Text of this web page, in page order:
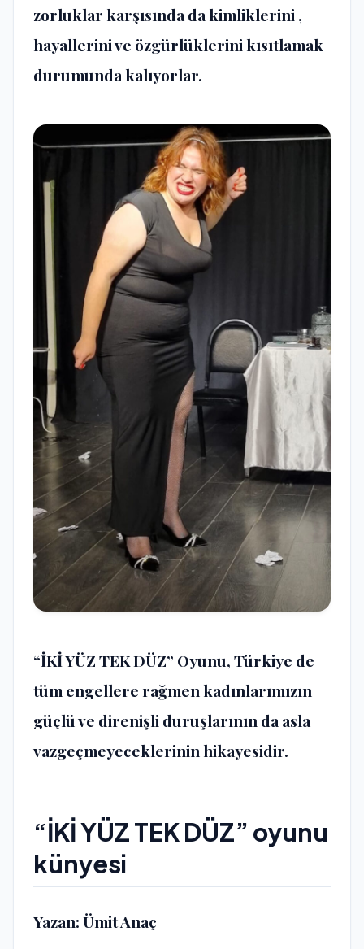
zorluklar karşısında da kimliklerini ,
hayallerini ve özgürlüklerini kısıtlamak
durumunda kalıyorlar.
“İKİ YÜZ TEK DÜZ” Oyunu, Türkiye de
tüm engellere rağmen kadınlarımızın
güçlü ve direnişli duruşlarının da asla
vazgeçmeyeceklerinin hikayesidir.
“İKİ YÜZ TEK DÜZ” oyunu
künyesi
Yazan: Ümit Anaç